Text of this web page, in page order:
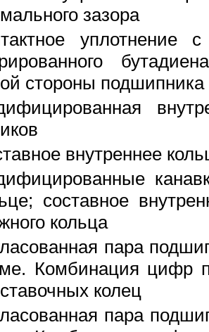
зазора
уплотнение
стороны подшипника
внутреннее
составное
кольца
пара
Комбинация цифр
колец
пара